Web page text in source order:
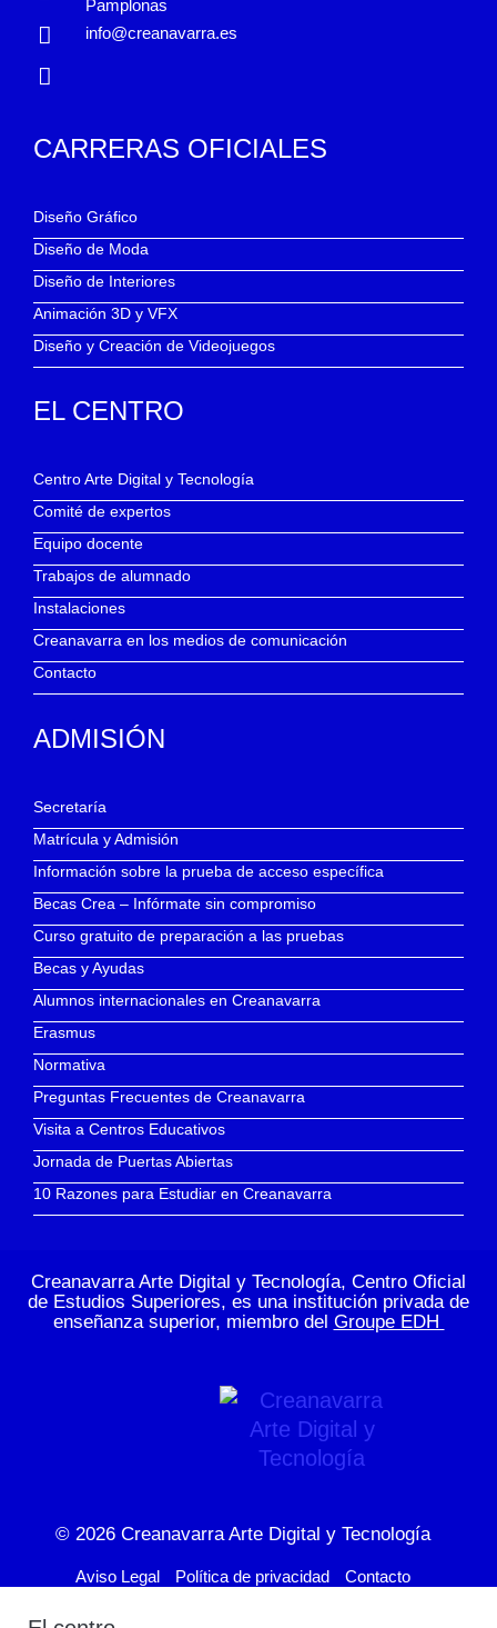
Pamplonas
info@creanavarra.es
CARRERAS OFICIALES
Diseño Gráfico
Diseño de Moda
Diseño de Interiores
Animación 3D y VFX
Diseño y Creación de Videojuegos
EL CENTRO
Centro Arte Digital y Tecnología
Comité de expertos
Equipo docente
Trabajos de alumnado
Instalaciones
Creanavarra en los medios de comunicación
Contacto
ADMISIÓN
Secretaría
Matrícula y Admisión
Información sobre la prueba de acceso específica
Becas Crea – Infórmate sin compromiso
Curso gratuito de preparación a las pruebas
Becas y Ayudas
Alumnos internacionales en Creanavarra
Erasmus
Normativa
Preguntas Frecuentes de Creanavarra
Visita a Centros Educativos
Jornada de Puertas Abiertas
10 Razones para Estudiar en Creanavarra
Creanavarra Arte Digital y Tecnología, Centro Oficial
de Estudios Superiores, es una institución privada de
enseñanza superior, miembro del Groupe EDH
© 2026 Creanavarra Arte Digital y Tecnología
Aviso Legal Política de privacidad Contacto